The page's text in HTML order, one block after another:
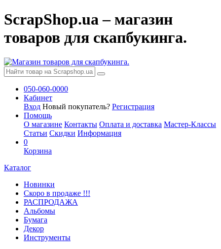
ScrapShop.ua – магазин
товаров для скапбукинга.
050-060-0000
Кабинет
Вход Новый покупатель? Регистрация
Помощь
О магазине Контакты Оплата и доставка Мастер-Классы
Статьи Скидки Информация
0
Корзина
Каталог
Новинки
Скоро в продаже !!!
РАСПРОДАЖА
Альбомы
Бумага
Декор
Инструменты